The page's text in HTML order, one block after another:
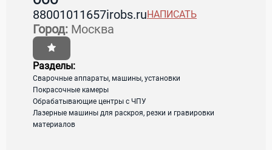
Страна:РоссияРегион:Московская область
Город:Москва
105264, г. Москва, ул. 10-я Парковая,
д. 20, этаж 1, пом. XX
Телефон:
88001011657irobs.ruНАПИСАТЬ
Город: Москва
Разделы:
Сварочные аппараты, машины, установки
Покрасочные камеры
Обрабатывающие центры с ЧПУ
Лазерные машины для раскроя, резки и гравировки
материалов